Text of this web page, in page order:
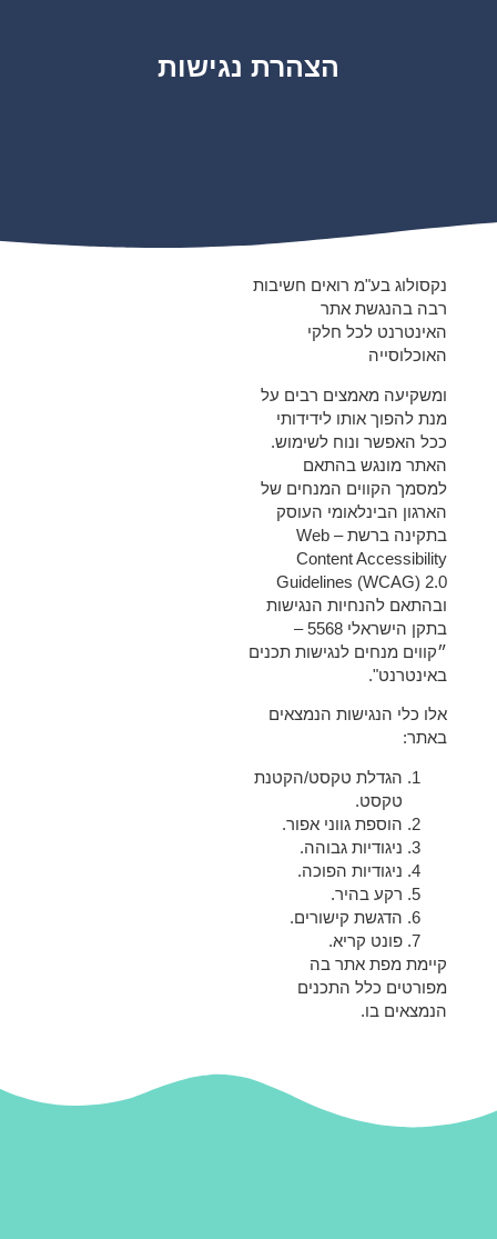
הצהרת נגישות
נקסולוג בע"מ רואים חשיבות
רבה בהנגשת אתר
האינטרנט לכל חלקי
האוכלוסייה
ומשקיעה מאמצים רבים על
מנת להפוך אותו לידידותי
ככל האפשר ונוח לשימוש.
האתר מונגש בהתאם
למסמך הקווים המנחים של
הארגון הבינלאומי העוסק
בתקינה ברשת – Web
Content Accessibility
Guidelines (WCAG) 2.0
ובהתאם להנחיות הנגישות
בתקן הישראלי 5568 –
״קווים מנחים לנגישות תכנים
באינטרנט".
אלו כלי הנגישות הנמצאים
באתר:
הגדלת טקסט/הקטנת
טקסט.
הוספת גווני אפור.
ניגודיות גבוהה.
ניגודיות הפוכה.
רקע בהיר.
הדגשת קישורים.
פונט קריא.
קיימת מפת אתר בה
מפורטים כלל התכנים
הנמצאים בו.